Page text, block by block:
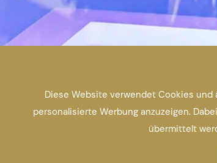
Diese Website verwendet Cookies
personalisierte Werbung anzuzeigen.
übermittelt